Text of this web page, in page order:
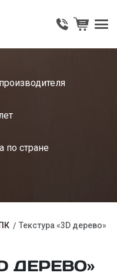
по стране
Текстура «3D дерево»
ДЕРЕВО»